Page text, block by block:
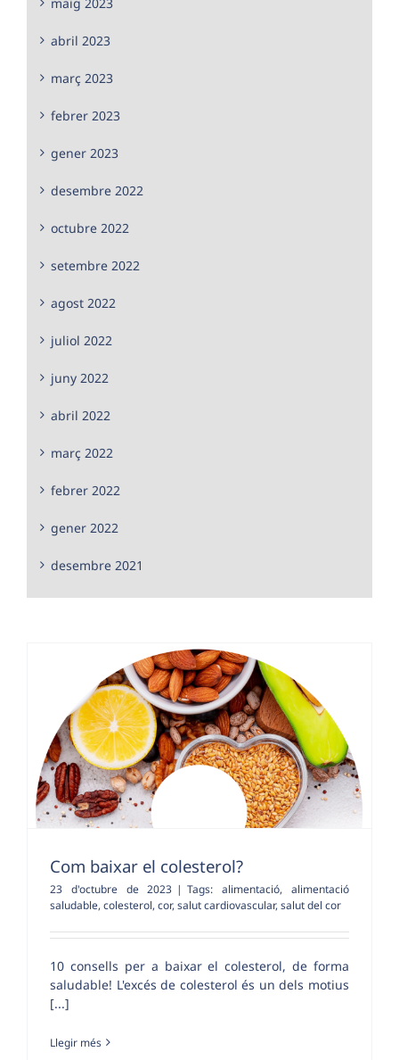
Com baixar el colesterol?
23 d'octubre de 2023 | Tags:alimentació,alimentació
saludable, colesterol, cor, salut cardiovascular, salut del cor
10 consells per a baixar el colesterol, de forma
saludable! L'excés de colesterol és un dels motius
[...]
Llegir més
abril 2023
març 2023
febrer 2023
gener 2023
desembre 2022
octubre 2022
setembre 2022
agost 2022
juliol 2022
juny 2022
abril 2022
març 2022
febrer 2022
gener 2022
desembre 2021